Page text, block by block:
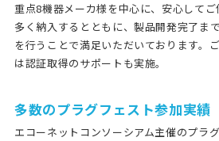
重点8機器メーカ様を中心に、安心して
多く納入するとともに、製品開発完了ま
を行うことで満足いただいております。
は認証取得のサポートも実施。
多数のプラグフェスト参加実績
エコーネットコンソーシアム主催のプラ